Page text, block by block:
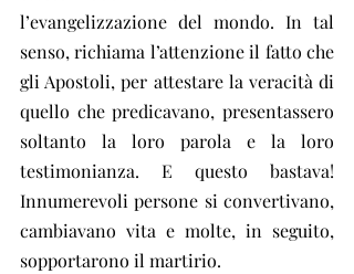
l’evangelizzazione del mondo. In tal
senso, richiama l’attenzione il fatto che
gli Apostoli, per attestare la veracità di
quello che predicavano, presentassero
soltanto la loro parola e la loro
testimonianza. E questo bastava!
Innumerevoli persone si convertivano,
cambiavano vita e molte, in seguito,
sopportarono il martirio.